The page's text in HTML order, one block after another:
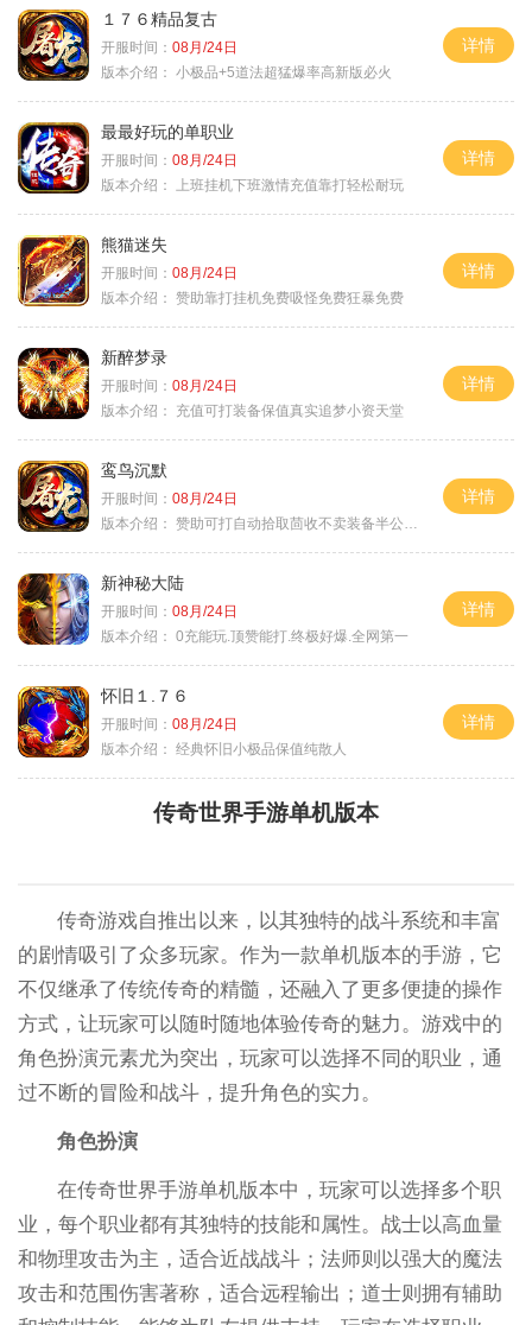
１７６精品复古
开服时间： 08月/24日
版本介绍： 小极品+5道法超猛爆率高新版必火
详情
最最好玩的单职业
开服时间： 08月/24日
版本介绍：
上班挂机下班激情充值靠打轻松耐玩
详情
熊猫迷失
开服时间： 08月/24日
版本介绍： 赞助靠打挂机免费吸怪免费狂暴免费
详情
新醉梦录
开服时间： 08月/24日
版本介绍：
充值可打装备保值真实追梦小资天堂
详情
鸾鸟沉默
开服时间： 08月/24日
版本介绍： 赞助可打自动拾取茴收不卖装备半公益服
详情
新神秘大陆
开服时间： 08月/24日
版本介绍： 0充能玩.顶赞能打.终极好爆.全网第一
详情
怀旧１.７６
开服时间： 08月/24日
版本介绍： 经典怀旧小极品保值纯散人
详情
传奇世界手游单机版本
传奇游戏自推出以来，以其独特的战斗系统和丰富
的剧情吸引了众多玩家。作为一款单机版本的手游，它
不仅继承了传统传奇的精髓，还融入了更多便捷的操作
方式，让玩家可以随时随地体验传奇的魅力。游戏中的
角色扮演元素尤为突出，玩家可以选择不同的职业，通
过不断的冒险和战斗，提升角色的实力。
角色扮演
在传奇世界手游单机版本中，玩家可以选择多个职
业，每个职业都有其独特的技能和属性。战士以高血量
和物理攻击为主，适合近战战斗；法师则以强大的魔法
攻击和范围伤害著称，适合远程输出；道士则拥有辅助